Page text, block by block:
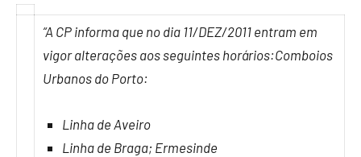
“A CP informa que no dia 11/DEZ/2011 entram em
vigor alterações aos seguintes horários:Comboios
Urbanos do Porto:
Linha de Aveiro
Linha de Braga; Ermesinde